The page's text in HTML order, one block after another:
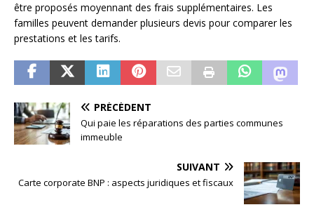
être proposés moyennant des frais supplémentaires. Les
familles peuvent demander plusieurs devis pour comparer les
prestations et les tarifs.
PRÉCÉDENT
Qui paie les réparations des parties communes
immeuble
SUIVANT
Carte corporate BNP : aspects juridiques et fiscaux